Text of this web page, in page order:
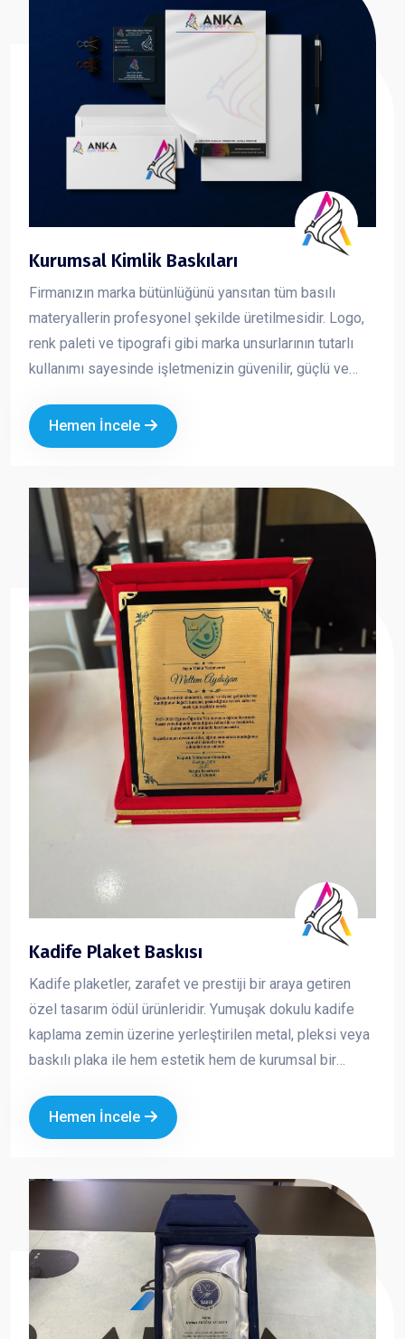
Kurumsal Kimlik Baskıları
Firmanızın marka bütünlüğünü yansıtan tüm basılı
materyallerin profesyonel şekilde üretilmesidir. Logo,
renk paleti ve tipografi gibi marka unsurlarının tutarlı
kullanımı sayesinde işletmenizin güvenilir, güçlü ve
kimlik çalışmaları, markanızın her temas noktasında
aynı kalite ve ciddiyeti göstermesine yardımcı olur.
Hemen İncele
Kadife Plaket Baskısı
Kadife plaketler, zarafet ve prestiji bir araya getiren
özel tasarım ödül ürünleridir. Yumuşak dokulu kadife
kaplama zemin üzerine yerleştirilen metal, pleksi veya
baskılı plaka ile hem estetik hem de kurumsal bir
anlamlı teşekkürlerde tercih edilen bu ürünler, değerli
anların kalıcı bir simgesi haline gelir.
Hemen İncele